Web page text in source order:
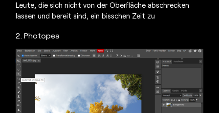
Leute, die sich nicht von der Oberfläche abschrecken
lassen und bereit sind, ein bisschen Zeit zu
2. Photopea